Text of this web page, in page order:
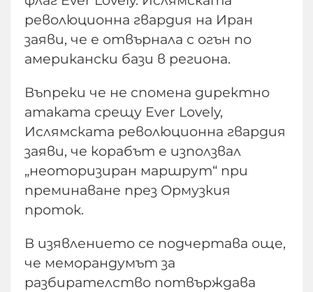
революционна гвардия на Иран
заяви, че е отвърнала с огън по
американски бази в региона.
Въпреки че не спомена директно
атаката срещу Ever Lovely,
Ислямската революционна гвардия
заяви, че корабът е използвал
„неоторизиран маршрут“ при
преминаване през Ормузкия
проток.
В изявлението се подчертава още,
че меморандумът за
разбирателство потвърждава